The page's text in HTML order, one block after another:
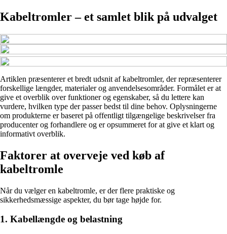
Kabeltromler – et samlet blik på udvalget
Artiklen præsenterer et bredt udsnit af kabeltromler, der repræsenterer
forskellige længder, materialer og anvendelsesområder. Formålet er at
give et overblik over funktioner og egenskaber, så du lettere kan
vurdere, hvilken type der passer bedst til dine behov. Oplysningerne
om produkterne er baseret på offentligt tilgængelige beskrivelser fra
producenter og forhandlere og er opsummeret for at give et klart og
informativt overblik.
Faktorer at overveje ved køb af
kabeltromle
Når du vælger en kabeltromle, er der flere praktiske og
sikkerhedsmæssige aspekter, du bør tage højde for.
1. Kabellængde og belastning